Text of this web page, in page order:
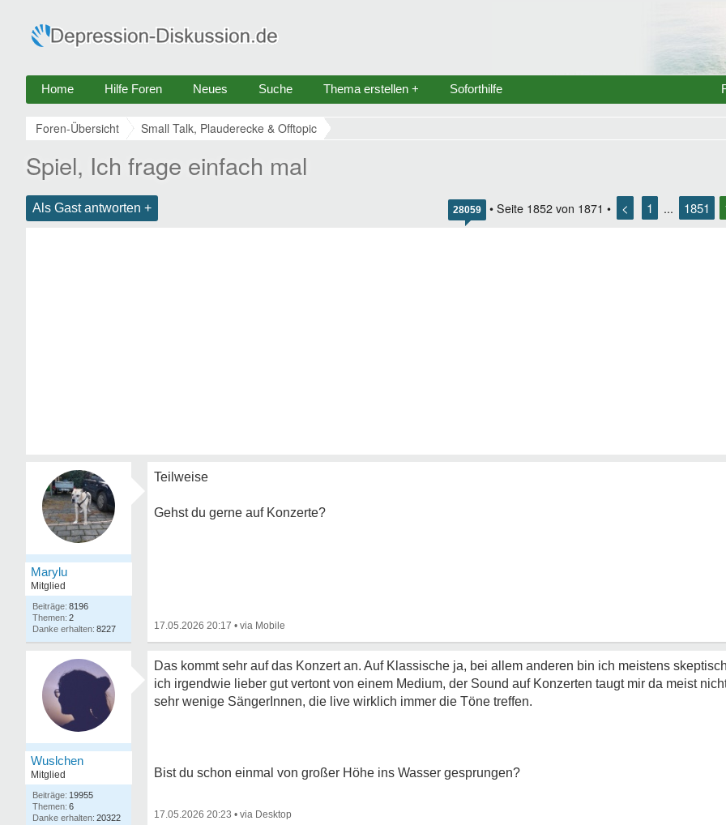
Home Hilfe Foren Neues Suche Thema erstellen + Soforthilfe
Foren-Übersicht Small Talk, Plauderecke & Offtopic
Spiel, Ich frage einfach mal
Als Gast antworten + 28059 • Seite 1852 von 1871 • < 1 ... 1851
Marylu
Mitglied
8196
2
8227
Teilweise
Gehst du gerne auf Konzerte?
17.05.2026 20:17 •
Wuslchen
Mitglied
19955
6
20322
Das kommt sehr auf das Konzert an. Auf Klassische ja, bei allem anderen bin ich meistens
ich irgendwie lieber gut vertont von einem Medium, der Sound auf Konzerten taugt mir da meist
sehr wenige SängerInnen, die live wirklich immer die Töne treffen.
Bist du schon einmal von großer Höhe ins Wasser gesprungen?
17.05.2026 20:23 •